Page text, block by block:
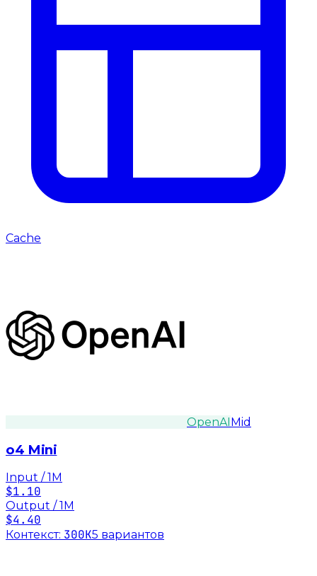
Cache
OpenAIMid
o4 Mini
Input / 1M
$1.10
Output / 1M
$4.40
Контекст: 300K5 вариантов